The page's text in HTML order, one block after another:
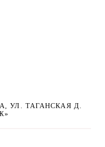
УЛ. ТАГАНСКАЯ Д.